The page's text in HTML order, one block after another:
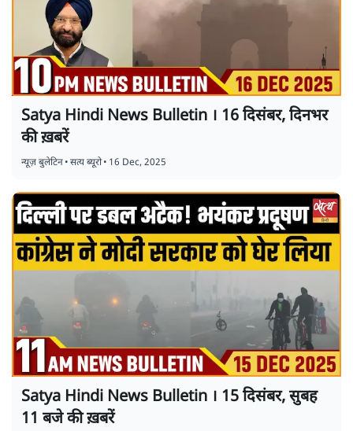
Satya Hindi News Bulletin । 16 दिसंबर, दिनभर
की ख़बरें
न्यूज़ बुलेटिन•सत्य ब्यूरो• 16 Dec, 2025
Satya Hindi News Bulletin । 15 दिसंबर, सुबह
11 बजे की ख़बरें